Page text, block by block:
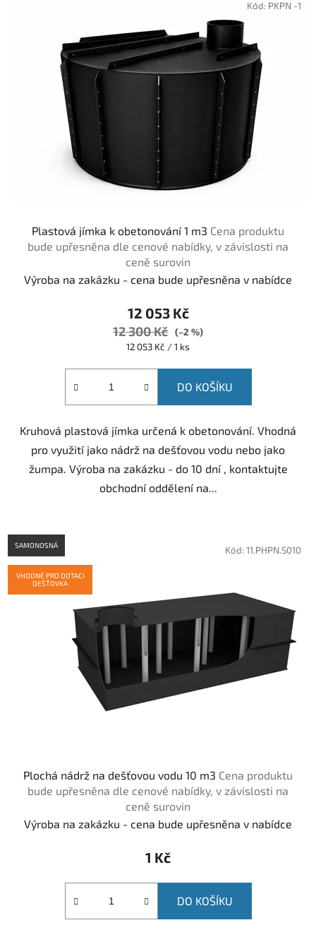
Plastová jímka k obetonování 1 m3 Cena produktu
bude upřesněna dle cenové nabídky, v závislosti na
ceně surovin
Výroba na zakázku - cena bude upřesněna v nabídce
12 053 Kč
12 300 Kč
(–2 %)
Měrná
12 053 Kč / 1 ks
DO KOŠÍKU
Kruhová plastová jímka určená k obetonování. Vhodná
pro využití jako nádrž na dešťovou vodu nebo jako
žumpa. Výroba na zakázku - do 10 dní , kontaktujte
obchodní oddělení na...
Kód: PKPN -1
SAMONOSNÁ
VHODNÉ PRO DOTACI
DEŠŤOVKA
Plochá nádrž na dešťovou vodu 10 m3 Cena produktu
bude upřesněna dle cenové nabídky, v závislosti na
ceně surovin
Výroba na zakázku - cena bude upřesněna v nabídce
1 Kč
DO KOŠÍKU
Kód: 11.PHPN.S010